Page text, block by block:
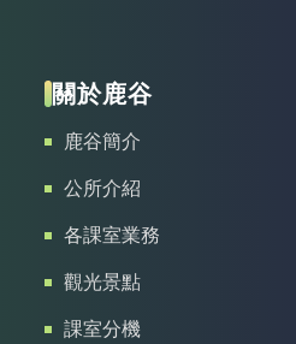
關於鹿谷
鹿谷簡介
公所介紹
各課室業務
觀光景點
課室分機